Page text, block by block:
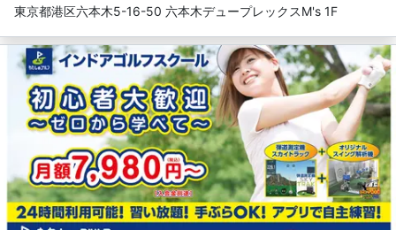
東京都港区六本木5-16-50 六本木デュープレックスM's 1F